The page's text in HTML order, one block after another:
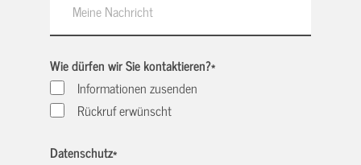
Wie dürfen wir Sie kontaktieren?*
Informationen zusenden
Rückruf erwünscht
Datenschutz*